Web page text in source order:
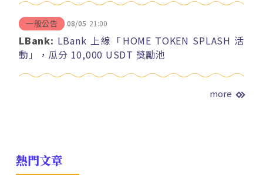
一般公告 08/05 21:00
LBank: LBank 上線「HOME TOKEN SPLASH 活
動」，瓜分 10,000 USDT 獎勵池
more
熱門文章